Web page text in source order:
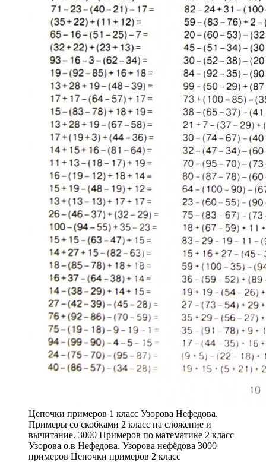
Цепочки примеров 1 класс Узорова Нефедова.
Примеры со скобками 2 класс на сложение и
вычитание. 3000 Примеров по математике 2 класс
Узорова о.в Нефедова. Узорова нефёдова 3000
примеров Цепочки примеров 2 класс